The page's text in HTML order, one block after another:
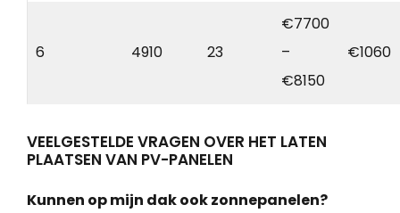
6 4910 23
€7700
–
€8150
€1060
VEELGESTELDE VRAGEN OVER HET LATEN
PLAATSEN VAN PV-PANELEN
Kunnen op mijn dak ook zonnepanelen?